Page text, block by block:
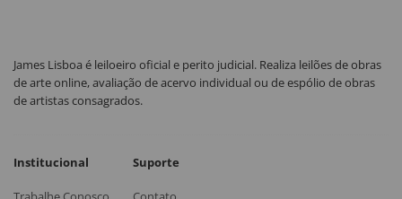
James Lisboa é leiloeiro oficial e perito judicial. Realiza leilões de obras
de arte online, avaliação de acervo individual ou de espólio de obras
de artistas consagrados.
Institucional Suporte